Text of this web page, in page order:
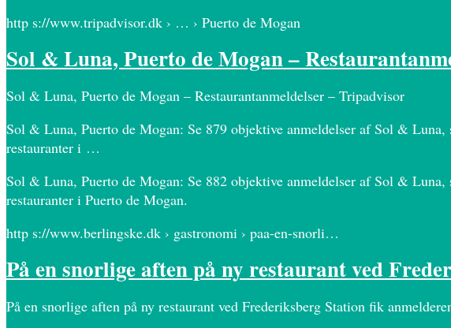
http s://www.tripadvisor.dk › … › Puerto de Mogan
Sol & Luna, Puerto de Mogan –
Sol & Luna, Puerto de Mogan – Restaurantanmeldelser – Tripadvisor
Sol & Luna, Puerto de Mogan: Se 879 objektive anmeldelser af Sol &
restauranter i …
Sol & Luna, Puerto de Mogan: Se 882 objektive anmeldelser af Sol &
restauranter i Puerto de Mogan.
http s://www.berlingske.dk › gastronomi › paa-en-snorli…
På en snorlige aften på ny restaurant ved
På en snorlige aften på ny restaurant ved Frederiksberg Station fik